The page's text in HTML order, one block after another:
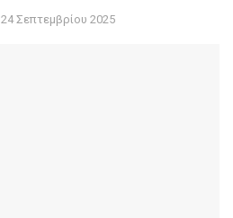
24 Σεπτεμβρίου 2025